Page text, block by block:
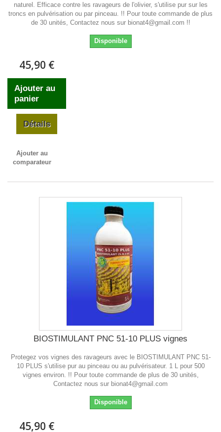
naturel. Efficace contre les ravageurs de l'olivier, s'utilise pur sur les
troncs en pulvérisation ou par pinceau. !! Pour toute commande de plus
de 30 unités, Contactez nous sur bionat4@gmail.com !!
Disponible
45,90 €
Ajouter au
panier
Détails
Ajouter au
comparateur
BIOSTIMULANT PNC 51-10 PLUS vignes
Protegez vos vignes des ravageurs avec le BIOSTIMULANT PNC 51-
10 PLUS s'utilise pur au pinceau ou au pulvérisateur. 1 L pour 500
vignes environ. !! Pour toute commande de plus de 30 unités,
Contactez nous sur bionat4@gmail.com
Disponible
45,90 €